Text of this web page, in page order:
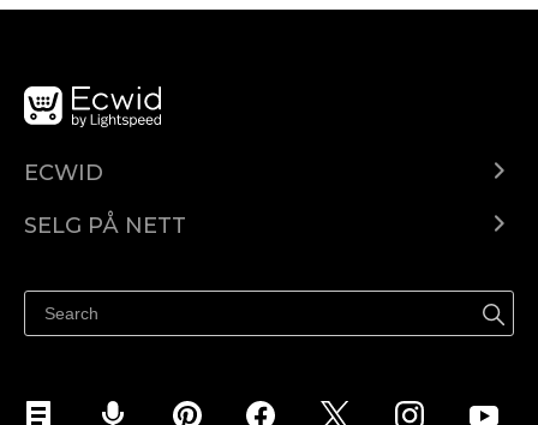
ECWID
Pris
SELG PÅ NETT
Selg på Facebook
Selg på Instagram